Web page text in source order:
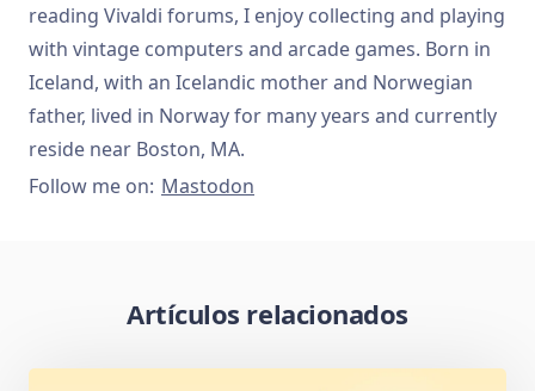
reading Vivaldi forums, I enjoy collecting and playing
with vintage computers and arcade games. Born in
Iceland, with an Icelandic mother and Norwegian
father, lived in Norway for many years and currently
reside near Boston, MA.
Follow me on: Mastodon
Artículos relacionados